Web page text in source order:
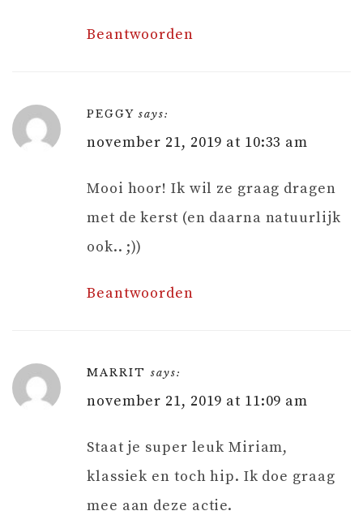
Beantwoorden
PEGGY says:
november 21, 2019 at 10:33 am
Mooi hoor! Ik wil ze graag dragen
met de kerst (en daarna natuurlijk
ook.. ;))
Beantwoorden
MARRIT says:
november 21, 2019 at 11:09 am
Staat je super leuk Miriam,
klassiek en toch hip. Ik doe graag
mee aan deze actie.